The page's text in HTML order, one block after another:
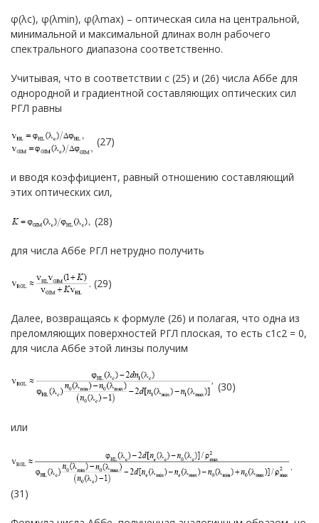
φ(λc), φ(λmin), φ(λmax) – оптическая сила на центральной,
минимальной и максимальной длинах волн рабочего
спектрального диапазона соответственно.
Учитывая, что в соответствии с (25) и (26) числа Аббе для
однородной и градиентной составляющих оптических сил
РГЛ равны
(27)
и вводя коэффициент, равный отношению составляющий
этих оптических сил,
(28)
для числа Аббе РГЛ нетрудно получить
. (29)
Далее, возвращаясь к формуле (26) и полагая, что одна из
преломляющих поверхностей РГЛ плоская, то есть c1c2 = 0,
для числа Аббе этой линзы получим
(30)
или
.
(31)